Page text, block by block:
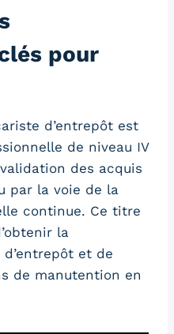
pour
d’entrepôt est
de niveau IV
des acquis
par la voie de la
continue. Ce titre
la
et de
de manutention en